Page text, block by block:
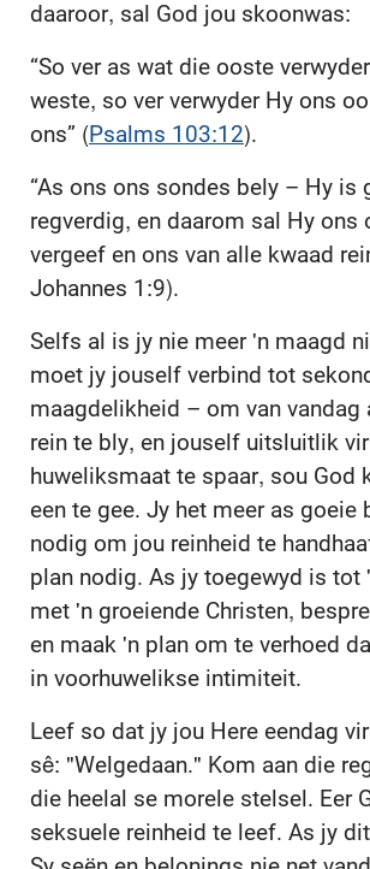
daaroor, sal God jou skoonwas:
“So ver as wat die ooste
weste, so ver verwyder Hy ons
ons” (Psalms 103:12).
“As ons ons sondes bely – Hy is
regverdig, en daarom sal Hy ons
vergeef en ons van alle kwaad
Johannes 1:9).
Selfs al is jy nie meer 'n maagd
moet jy jouself verbind tot
maagdelikheid – om van vandag
rein te bly, en jouself uitsluitlik
huweliksmaat te spaar, sou God
een te gee. Jy het meer as goeie
nodig om jou reinheid te
plan nodig. As jy toegewyd is tot
met 'n groeiende Christen,
en maak 'n plan om te verhoed
in voorhuwelikse intimiteit.
Leef so dat jy jou Here eendag
sê: "Welgedaan." Kom aan die
die heelal se morele stelsel. Eer
seksuele reinheid te leef. As jy